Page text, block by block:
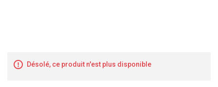
Désolé, ce produit n'est plus disponible